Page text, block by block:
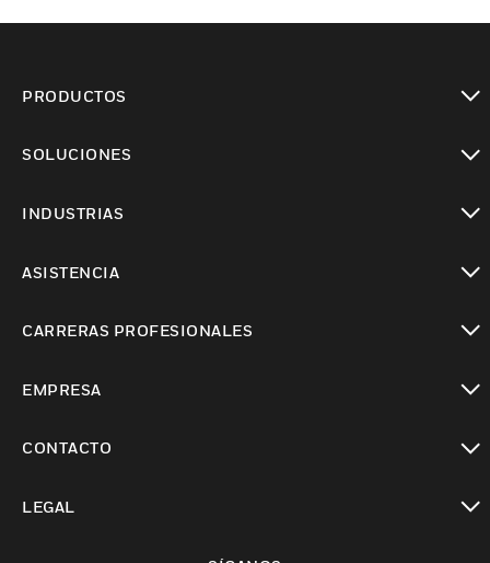
PRODUCTOS
SOLUCIONES
INDUSTRIAS
ASISTENCIA
CARRERAS PROFESIONALES
EMPRESA
CONTACTO
LEGAL